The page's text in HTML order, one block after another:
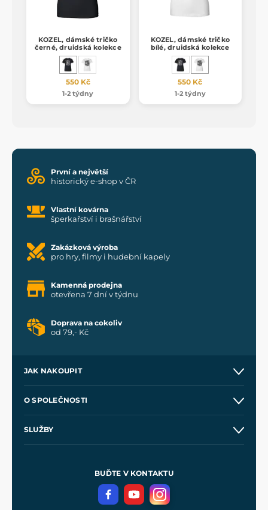
KOZEL, dámské tričko
černé, druidská kolekce
550 Kč
1-2 týdny
KOZEL, dámské tričko
bílé, druidská kolekce
550 Kč
1-2 týdny
První a největší
historický e-shop v ČR
Vlastní kovárna
šperkařství i brašnářství
Zakázková výroba
pro hry, filmy i hudební kapely
Kamenná prodejna
otevřena 7 dní v týdnu
Doprava na cokoliv
od 79,- Kč
JAK NAKOUPIT
Velkoobchod
O SPOLEČNOSTI
SLUŽBY
Meče pro Kingdom Come
BUĎTE V KONTAKTU